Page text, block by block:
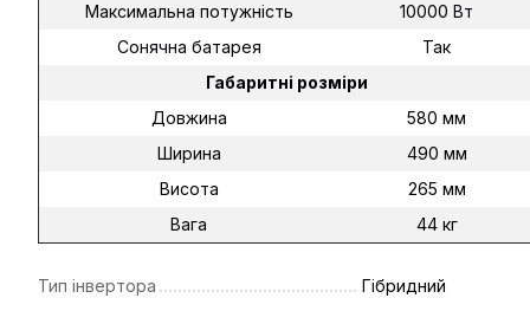
Максимальна потужність
10000 Вт
Сонячна батарея
Так
Габаритні розміри
Довжина
580 мм
Ширина
490 мм
Висота
265 мм
Вага
44 кг
Тип інвертора Гібридний